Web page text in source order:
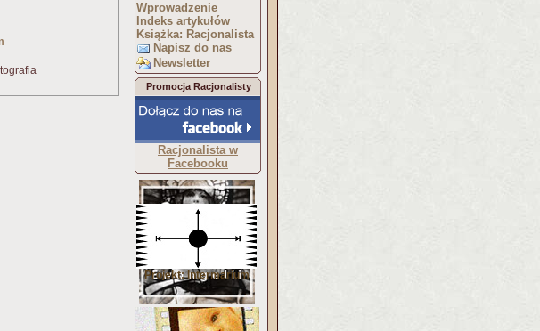
Wprowadzenie
Indeks artykułów
Książka: Racjonalista
Napisz do nas
Newsletter
Promocja Racjonalisty
Racjonalista w
Facebooku